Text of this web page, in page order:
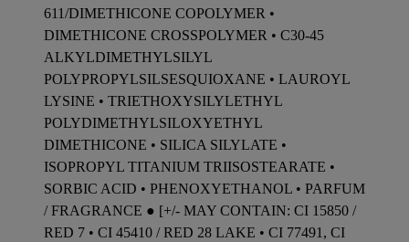
611/DIMETHICONE COPOLYMER •
DIMETHICONE CROSSPOLYMER • C30-45
ALKYLDIMETHYLSILYL
POLYPROPYLSILSESQUIOXANE • LAUROYL
LYSINE • TRIETHOXYSILYLETHYL
POLYDIMETHYLSILOXYETHYL
DIMETHICONE • SILICA SILYLATE •
ISOPROPYL TITANIUM TRIISOSTEARATE •
SORBIC ACID • PHENOXYETHANOL • PARFUM
/ FRAGRANCE ● [+/- MAY CONTAIN: CI 15850 /
RED 7 • CI 45410 / RED 28 LAKE • CI 77491, CI